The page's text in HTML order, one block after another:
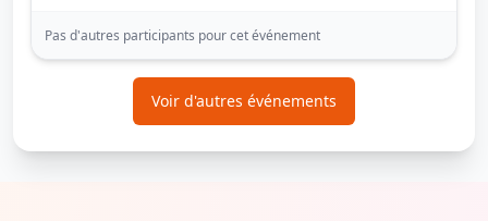
Pas d'autres participants pour cet événement
Voir d'autres événements